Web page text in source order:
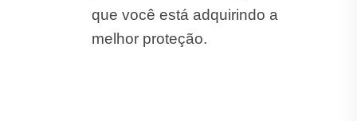
que você está adquirindo a
melhor proteção.